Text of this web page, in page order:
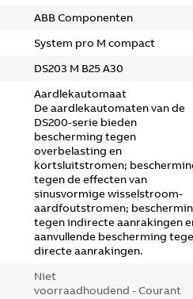
ABB Componenten
System pro M compact
DS203 M B25 A30
Aardlekautomaat
De aardlekautomaten van de
DS200-serie bieden
bescherming tegen
overbelasting en
kortsluitstromen;
tegen de effecten van
sinusvormige wisselstroom-
aardfoutstromen;
tegen indirecte aanrakingen
aanvullende bescherming
directe aanrakingen.
Niet
voorraadhoudend - Courant